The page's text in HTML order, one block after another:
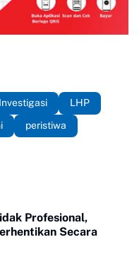
Investigasi
LHP
peristiwa
Profesional,
Secara